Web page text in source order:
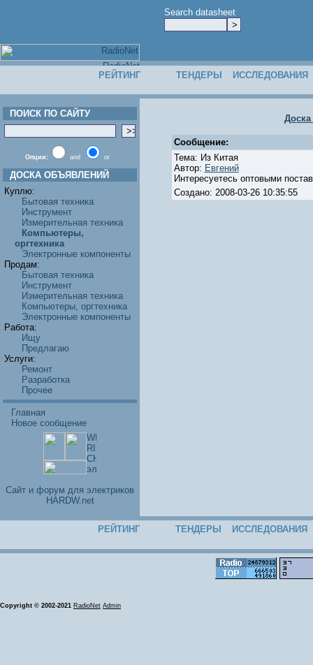
Search datasheet
РЕЙТИНГ ТЕНДЕРЫ ИССЛЕДОВАНИЯ
ПОИСК ПО САЙТУ
Опции: and or
ДОСКА ОБЪЯВЛЕНИЙ
Куплю:
Бытовая техника
Инструмент
Измерительная техника
Компьютеры,
оргтехника
Электронные компоненты
Продам:
Бытовая техника
Инструмент
Измерительная техника
Компьютеры, оргтехника
Электронные компоненты
Работа:
Ищу
Предлагаю
Услуги:
Ремонт
Разработка
Прочее
Главная
Новое сообщение
Cайт и форум для электриков
HARDW.net
Сообщение:
Тема: Из Китая
Автор: Евгений
Интересуетесь оптовыми
Создано: 2008-03-26 10:35:55
РЕЙТИНГ ТЕНДЕРЫ ИССЛЕДОВАНИЯ
Copyright © 2002-2021 RadioNet Admin